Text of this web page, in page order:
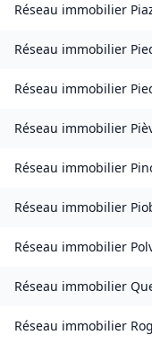
Réseau immobilier
Réseau immobilier
Réseau immobilier
Réseau immobilier
Réseau immobilier
Réseau immobilier
Réseau immobilier
Réseau immobilier
Réseau immobilier